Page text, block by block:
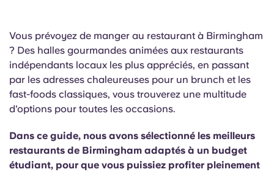
Italian
French
Portuguese
Vous prévoyez de manger au restaurant à Birmingham
? Des halles gourmandes animées aux restaurants
indépendants locaux les plus appréciés, en passant
par les adresses chaleureuses pour un brunch et les
fast-foods classiques, vous trouverez une multitude
d'options pour toutes les occasions.
Dans ce guide, nous avons sélectionné les meilleurs
restaurants de Birmingham adaptés à un budget
étudiant, pour que vous puissiez profiter pleinement